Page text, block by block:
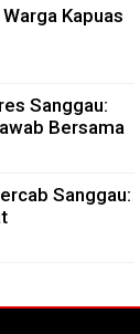
Kapuas
Sanggau:
Bersama
Sanggau: